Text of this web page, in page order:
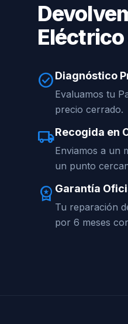
check_circleDiagnóstico
Evaluamos tu
precio cerrado.
local_shippingRecogida en
Enviamos a un
un punto
workspace_premium Garantía
Tu reparación
por 6 meses